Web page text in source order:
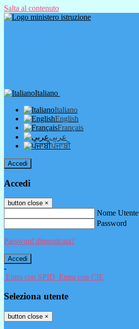
Salta al contenuto
Italiano
Italiano
English
Français
عربى
ਪੰਜਾਬੀ
Accedi
Accedi
button close ×
Nome Utente
Password
Password dimenticata?
-
Entra con SPID Entra con CIE
Seleziona utente
button close ×